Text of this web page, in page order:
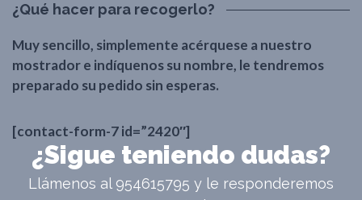
¿Qué hacer para recogerlo?
Muy sencillo, simplemente acérquese a nuestro
mostrador e indíquenos su nombre, le tendremos
preparado su pedido sin esperas.
[contact-form-7 id=”2420″]
¿Sigue teniendo dudas?
Llámenos al 954615795 y le responderemos